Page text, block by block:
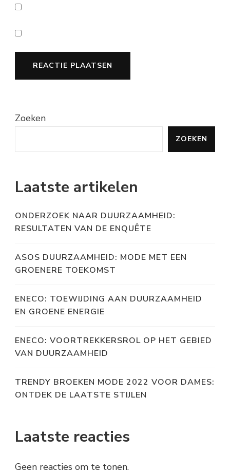
Zoeken
ZOEKEN
Laatste artikelen
ONDERZOEK NAAR DUURZAAMHEID:
RESULTATEN VAN DE ENQUÊTE
ASOS DUURZAAMHEID: MODE MET EEN
GROENERE TOEKOMST
ENECO: TOEWIJDING AAN DUURZAAMHEID
EN GROENE ENERGIE
ENECO: VOORTREKKERSROL OP HET GEBIED
VAN DUURZAAMHEID
TRENDY BROEKEN MODE 2022 VOOR DAMES:
ONTDEK DE LAATSTE STIJLEN
Laatste reacties
Geen reacties om te tonen.